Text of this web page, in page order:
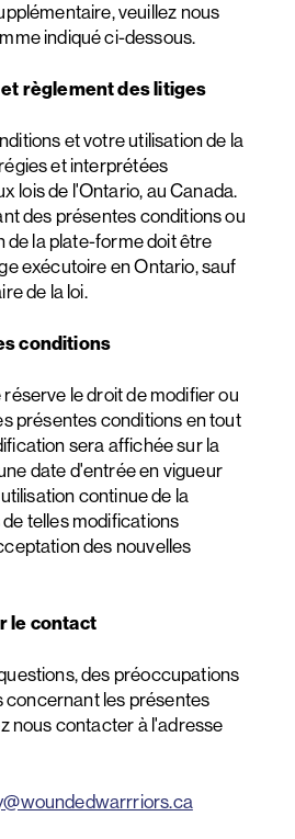
veuillez nous
indiqué ci-dessous.
règlement des litiges
et votre utilisation de la
et interprétées
lois de l'Ontario, au Canada.
des présentes conditions ou
de la plate-forme doit être
exécutoire en Ontario, sauf
de la loi.
conditions
le droit de modifier ou
présentes conditions en tout
sera affichée sur la
date d'entrée en vigueur
continue de la
telles modifications
des nouvelles
le contact
des préoccupations
concernant les présentes
nous contacter à l'adresse